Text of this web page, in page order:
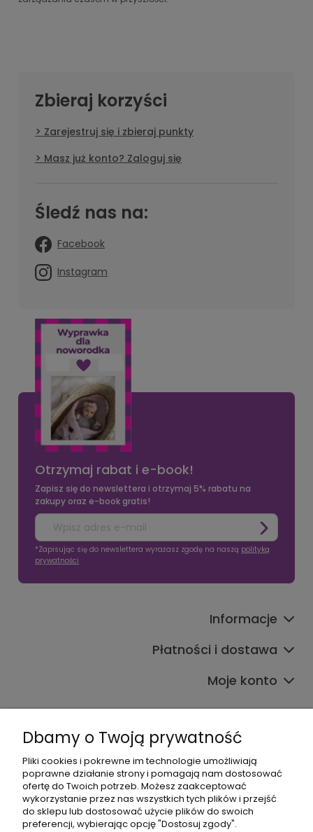
Zbieraj korzyści
Zarejestruj się i zbieraj punkty
Masz już konto? Zaloguj się
Śledź nas na:
Facebook
Instagram
Otrzymaj rabat i e-book!
Zapisz się do newslettera i otrzymaj 5% rabatu na
zakupy oraz e-book gratis!
*Zapisując się do newslettera wyrażasz zgodę na naszą polityką
prywatności
Informacje
Płatności i dostawa
Moje konto
608017795
bok@babymama.pl
Dbamy o Twoją prywatność
Pliki cookies i pokrewne im technologie umożliwiają
poprawne działanie strony i pomagają nam dostosować
ofertę do Twoich potrzeb. Możesz zaakceptować
wykorzystanie przez nas wszystkich tych plików i przejść
do sklepu lub dostosować użycie plików do swoich
preferencji, wybierając opcję "Dostosuj zgody".